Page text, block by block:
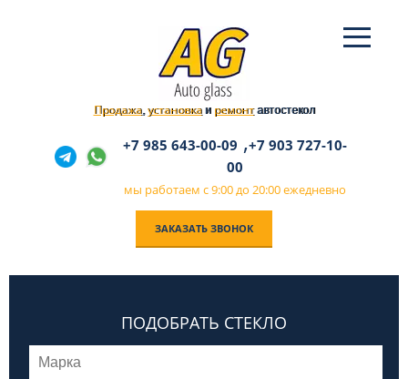
Продажа,установкаи ремонтавтостекол
+7 985 643-00-09 ,+7 903 727-10-
00
мы работаем с 9:00 до 20:00 ежедневно
ЗАКАЗАТЬ ЗВОНОК
ПОДОБРАТЬ СТЕКЛО